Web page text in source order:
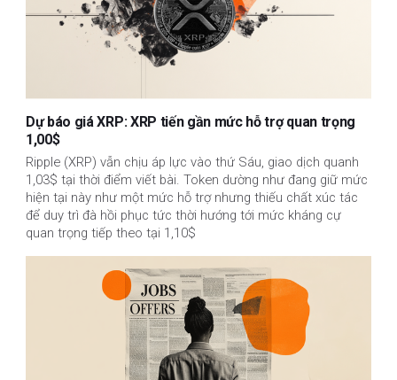
Dự báo giá XRP: XRP tiến gần mức hỗ trợ quan trọng
1,00$
Ripple (XRP) vẫn chịu áp lực vào thứ Sáu, giao dịch quanh
1,03$ tại thời điểm viết bài. Token dường như đang giữ mức
hiện tại này như một mức hỗ trợ nhưng thiếu chất xúc tác
để duy trì đà hồi phục tức thời hướng tới mức kháng cự
quan trọng tiếp theo tại 1,10$